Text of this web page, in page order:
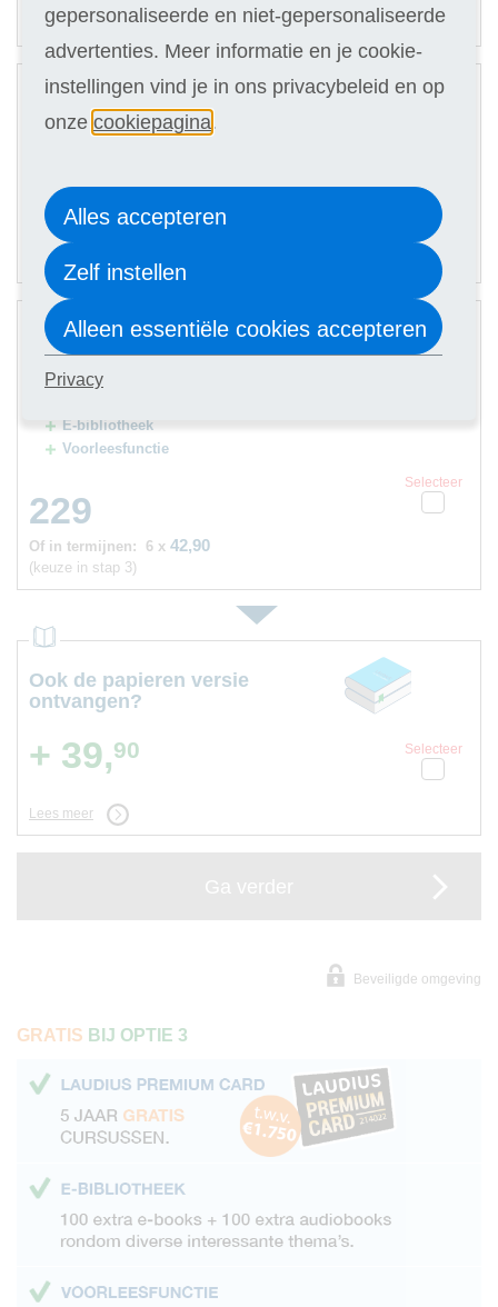
(keuze in stap 3)
Digitale cursus
209
Of in termijnen:
(keuze in stap 3)
2
Digitale cursus
Hulp docent
E-bibliotheek
Voorleesfunctie
229
Selecteer
Of in termijnen: 6 x 42,90
(keuze in stap 3)
Ook de papieren versie
ontvangen?
Selecteer
+ 39,90
Lees meer
Beveiligde omgeving
GRATIS BIJ OPTIE 3
gepersonaliseerde en niet-gepersonaliseerde
advertenties. Meer informatie en je cookie-
instellingen vind je in ons privacybeleid en op
onze cookiepagina .
Alles accepteren
Zelf instellen
Alleen essentiële cookies accepteren
Privacy